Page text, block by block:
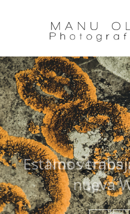
Estamos
nueva
Nos vemos